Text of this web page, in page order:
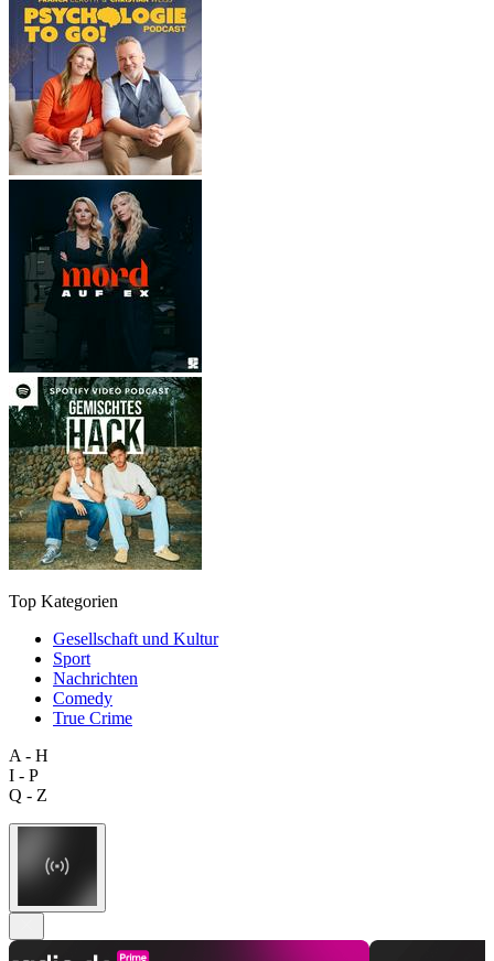
Top Kategorien
Gesellschaft und Kultur
Sport
Nachrichten
Comedy
True Crime
A - H
I - P
Q - Z